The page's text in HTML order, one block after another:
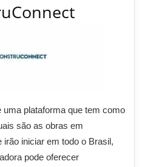
uma plataforma que tem como
são as obras em
irão iniciar em todo o Brasil,
pode oferecer